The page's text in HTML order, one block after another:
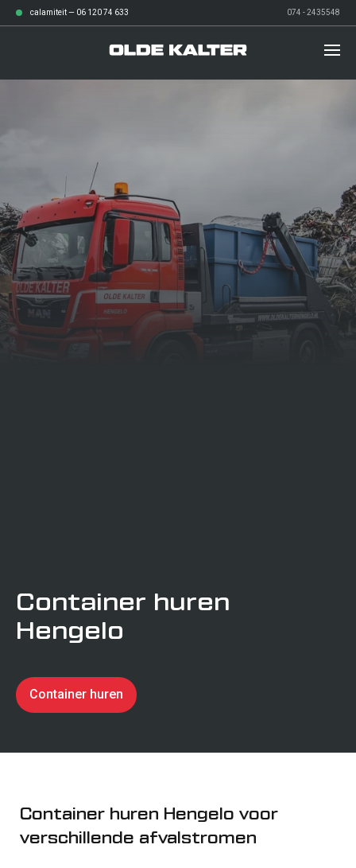
calamiteit — 06 120 74 633 074 - 2435548
Afvalbeheer
Grond- en sloopwerken
Verhuur
over ons
werken bij
verhalen
Container huren
Hengelo
Container huren
Container huren Hengelo voor
verschillende afvalstromen